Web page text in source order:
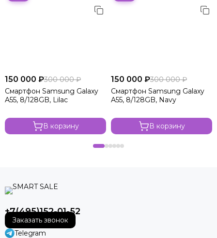
150 000 ₽300 000 ₽
Смартфон Samsung Galaxy
A55, 8/128GB, Lilac
В корзину
150 000 ₽300 000 ₽
Смартфон Samsung Galaxy
A55, 8/128GB, Navy
В корзину
+7(495)152-01-52
Заказать звонок
Telegram